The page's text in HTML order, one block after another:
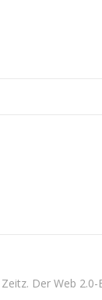
Zeitz. Der Web